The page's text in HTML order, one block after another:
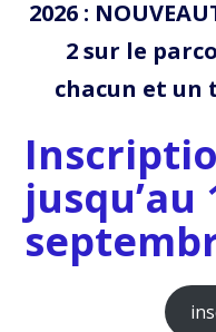
2026 :
2 sur le
chacun et un
jusqu’au